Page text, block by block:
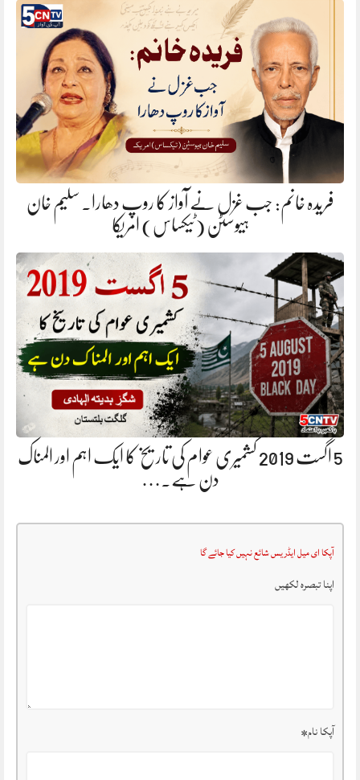
فریدہ خانم: جب غزل نے آواز کا روپ دھارا. سلیم خان
ہیوسٹن (ٹیکساس) امریکا
5 اگست 2019 کشمیری عوام کی تاریخ کا ایک اہم اور المناک
دن ہے.…
آپکا ای میل ایڈریس شائع نہیں کیا جائے گا
اپنا تبصرہ لکھیں
آپکا نام*